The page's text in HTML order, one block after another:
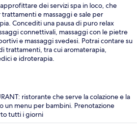
dei servizi spa in loco, che
e massaggi e sale per
Concediti una pausa di puro relax
connettivali, massaggi con le pietre
e massaggi svedesi. Potrai contare su
trattamenti, tra cui aromaterapia,
e idroterapia.
ristorante che serve la colazione e la
un menu per bambini. Prenotazione
tutti i giorni